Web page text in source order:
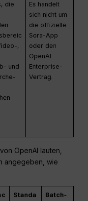
die
,
und
Es handelt
sich nicht um
die offizielle
Sora-App
oder den
OpenAI
Enterprise-
Vertrag.
OpenAI lauten,
angegeben, wie
Standa
Batch-